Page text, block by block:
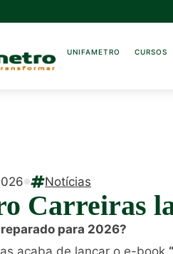
UNIFAMETRO CURSOS
Notícias
Carreiras
para 2026?
acaba de lançar o e-book